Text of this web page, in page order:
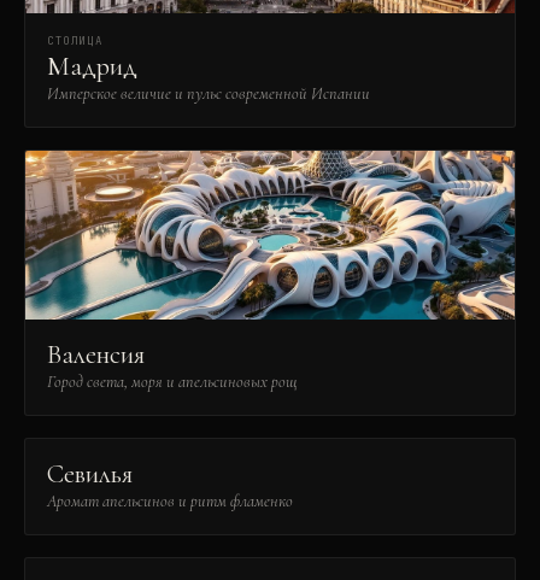
СТОЛИЦА
Мадрид
Имперское величие и пульс современной Испании
Валенсия
Город света, моря и апельсиновых рощ
Севилья
Аромат апельсинов и ритм фламенко